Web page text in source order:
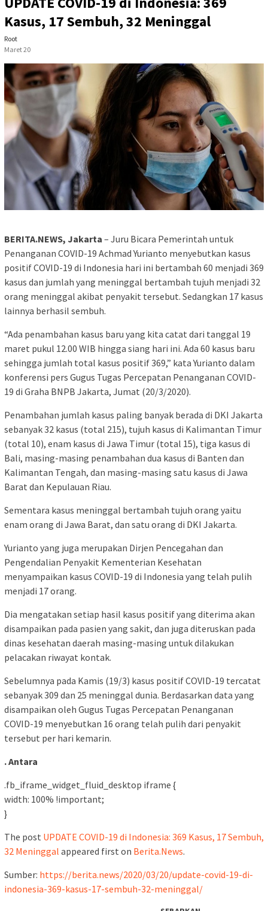
Kasus, 17 Sembuh, 32 Meninggal
Root
Maret 20
BERITA.NEWS, Jakarta – Juru Bicara Pemerintah untuk
Penanganan COVID-19 Achmad Yurianto menyebutkan kasus
positif COVID-19 di Indonesia hari ini bertambah 60 menjadi 369
kasus dan jumlah yang meninggal bertambah tujuh menjadi 32
orang meninggal akibat penyakit tersebut. Sedangkan 17 kasus
lainnya berhasil sembuh.
“Ada penambahan kasus baru yang kita catat dari tanggal 19
maret pukul 12.00 WIB hingga siang hari ini. Ada 60 kasus baru
sehingga jumlah total kasus positif 369,” kata Yurianto dalam
konferensi pers Gugus Tugas Percepatan Penanganan COVID-
19 di Graha BNPB Jakarta, Jumat (20/3/2020).
Penambahan jumlah kasus paling banyak berada di DKI Jakarta
sebanyak 32 kasus (total 215), tujuh kasus di Kalimantan Timur
(total 10), enam kasus di Jawa Timur (total 15), tiga kasus di
Bali, masing-masing penambahan dua kasus di Banten dan
Kalimantan Tengah, dan masing-masing satu kasus di Jawa
Barat dan Kepulauan Riau.
Sementara kasus meninggal bertambah tujuh orang yaitu
enam orang di Jawa Barat, dan satu orang di DKI Jakarta.
Yurianto yang juga merupakan Dirjen Pencegahan dan
Pengendalian Penyakit Kementerian Kesehatan
menyampaikan kasus COVID-19 di Indonesia yang telah pulih
menjadi 17 orang.
Dia mengatakan setiap hasil kasus positif yang diterima akan
disampaikan pada pasien yang sakit, dan juga diteruskan pada
dinas kesehatan daerah masing-masing untuk dilakukan
pelacakan riwayat kontak.
Sebelumnya pada Kamis (19/3) kasus positif COVID-19 tercatat
sebanyak 309 dan 25 meninggal dunia. Berdasarkan data yang
disampaikan oleh Gugus Tugas Percepatan Penanganan
COVID-19 menyebutkan 16 orang telah pulih dari penyakit
tersebut per hari kemarin.
. Antara
.fb_iframe_widget_fluid_desktop iframe {
width: 100% !important;
}
The post UPDATE COVID-19 di Indonesia: 369 Kasus, 17 Sembuh,
32 Meninggal appeared first on Berita.News.
Sumber: https://berita.news/2020/03/20/update-covid-19-di-
indonesia-369-kasus-17-sembuh-32-meninggal/